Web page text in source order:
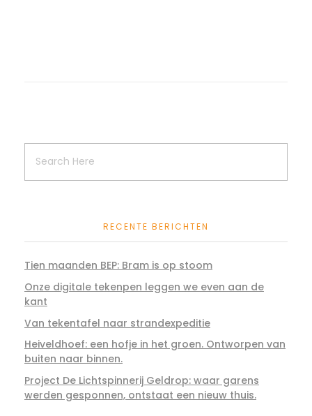
RECENTE BERICHTEN
Tien maanden BEP: Bram is op stoom
Onze digitale tekenpen leggen we even aan de
kant
Van tekentafel naar strandexpeditie
Heiveldhoef: een hofje in het groen. Ontworpen van
buiten naar binnen.
Project De Lichtspinnerij Geldrop: waar garens
werden gesponnen, ontstaat een nieuw thuis.